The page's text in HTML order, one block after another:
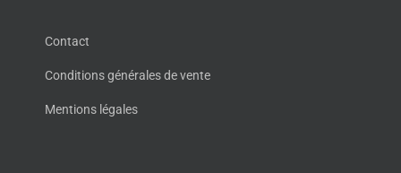
Contact
Conditions générales de vente
Mentions légales